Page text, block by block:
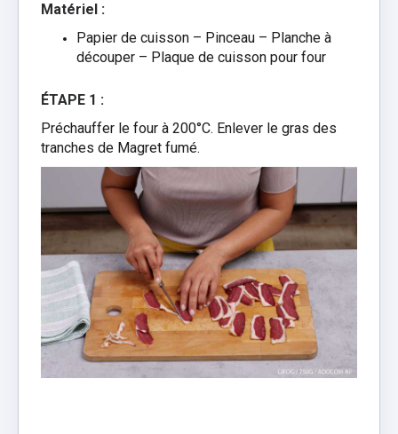
Matériel :
Papier de cuisson – Pinceau – Planche à
découper – Plaque de cuisson pour four
ÉTAPE 1 :
Préchauffer le four à 200°C. Enlever le gras des
tranches de Magret fumé.